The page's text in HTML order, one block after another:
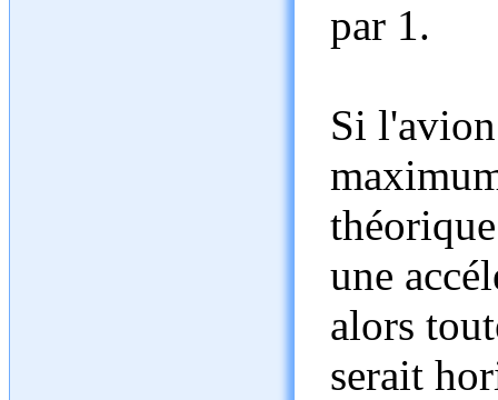
par 1.
Si
une
alors
serait